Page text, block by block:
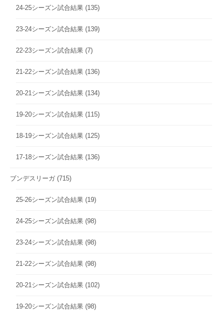
24-25シーズン試合結果 (135)
23-24シーズン試合結果 (139)
22-23シーズン試合結果 (7)
21-22シーズン試合結果 (136)
20-21シーズン試合結果 (134)
19-20シーズン試合結果 (115)
18-19シーズン試合結果 (125)
17-18シーズン試合結果 (136)
ブンデスリーガ (715)
25-26シーズン試合結果 (19)
24-25シーズン試合結果 (98)
23-24シーズン試合結果 (98)
21-22シーズン試合結果 (98)
20-21シーズン試合結果 (102)
19-20シーズン試合結果 (98)